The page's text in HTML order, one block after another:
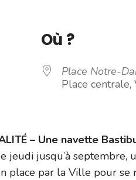
Où ?
Place Notre-
Place
– Une navette
jeudi jusqu’à septembre,
place par la Ville pour se